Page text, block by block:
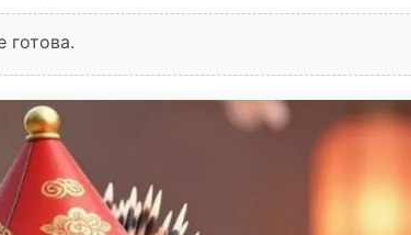
готова.